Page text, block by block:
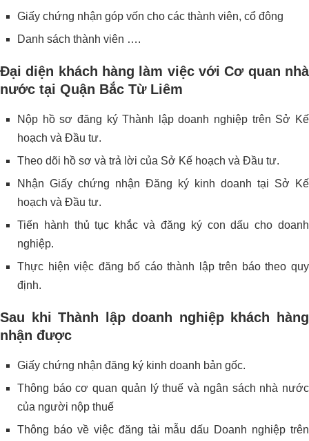
Giấy chứng nhận góp vốn cho các thành viên, cổ đông
Danh sách thành viên ….
Đại diện khách hàng làm việc với Cơ quan nhà
nước tại Quận Bắc Từ Liêm
Nộp hồ sơ đăng ký Thành lập doanh nghiệp trên Sở Kế
hoạch và Đầu tư.
Theo dõi hồ sơ và trả lời của Sở Kế hoạch và Đầu tư.
Nhận Giấy chứng nhận Đăng ký kinh doanh tại Sở Kế
hoạch và Đầu tư.
Tiến hành thủ tục khắc và đăng ký con dấu cho doanh
nghiệp.
Thực hiện việc đăng bố cáo thành lập trên báo theo quy
định.
Sau khi Thành lập doanh nghiệp khách hàng
nhận được
Giấy chứng nhận đăng ký kinh doanh bản gốc.
Thông báo cơ quan quản lý thuế và ngân sách nhà nước
của người nộp thuế
Thông báo về việc đăng tải mẫu dấu Doanh nghiệp trên